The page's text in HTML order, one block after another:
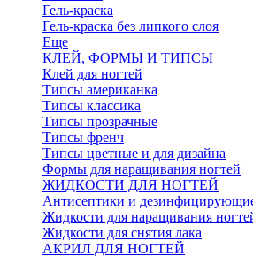
Гель-краска
Гель-краска без липкого слоя
Еще
КЛЕЙ, ФОРМЫ И ТИПСЫ
Клей для ногтей
Типсы американка
Типсы классика
Типсы прозрачные
Типсы френч
Типсы цветные и для дизайна
Формы для наращивания ногтей
ЖИДКОСТИ ДЛЯ НОГТЕЙ
Антисептики и дезинфицирующие
Жидкости для наращивания
Жидкости для снятия лака
АКРИЛ ДЛЯ НОГТЕЙ